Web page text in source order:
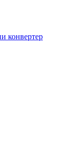
конвертер